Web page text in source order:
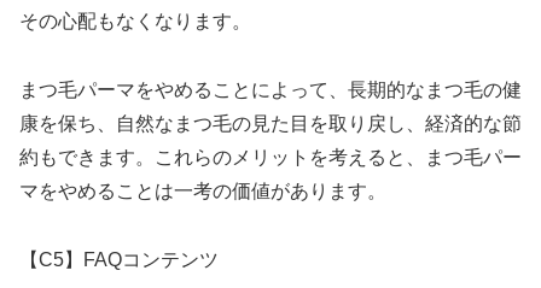
その心配もなくなります。
まつ毛パーマをやめることによって、長期的なまつ毛の健
康を保ち、自然なまつ毛の見た目を取り戻し、経済的な節
約もできます。これらのメリットを考えると、まつ毛パー
マをやめることは一考の価値があります。
【C5】FAQコンテンツ